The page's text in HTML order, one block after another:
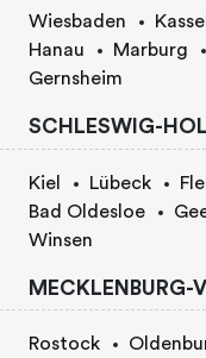
Wiesbaden Kassel
Hanau
Marburg
Gernsheim
SCHLESWIG-
Kiel Lübeck
Bad Oldesloe
Winsen
MECKLENBURG-
Rostock